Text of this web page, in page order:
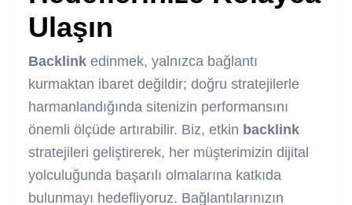
Ulaşın
Backlink edinmek, yalnızca bağlantı
kurmaktan ibaret değildir; doğru stratejilerle
harmanlandığında sitenizin performansını
önemli ölçüde artırabilir. Biz, etkin backlink
stratejileri geliştirerek, her müşterimizin dijital
yolculuğunda başarılı olmalarına katkıda
bulunmayı hedefliyoruz. Bağlantılarınızın